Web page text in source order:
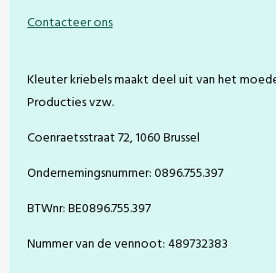
e
b
k
e
s
t
a
Contacteer ons
Kleuter kriebels maakt deel uit van het
Producties vzw.
Coenraetsstraat 72, 1060 Brussel
Ondernemingsnummer: 0896.755.397
BTWnr: BE0896.755.397
Nummer van de vennoot: 489732383